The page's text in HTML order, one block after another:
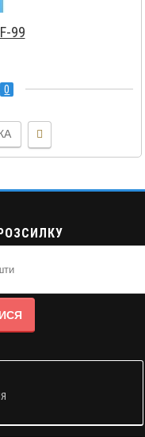
99
0